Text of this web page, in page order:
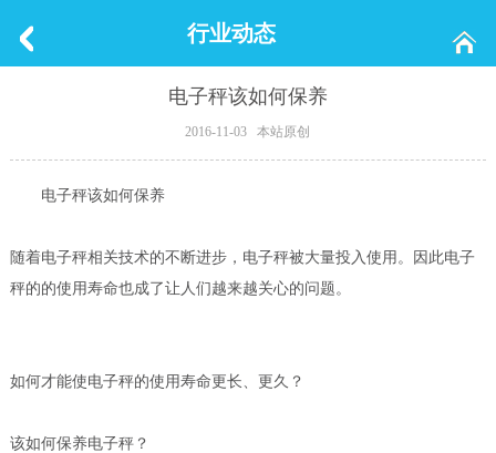
行业动态
电子秤该如何保养
2016-11-03 本站原创
电子秤该如何保养
随着电子秤相关技术的不断进步，电子秤被大量投入使用。因此电子
秤的的使用寿命也成了让人们越来越关心的问题。
如何才能使电子秤的使用寿命更长、更久？
该如何保养电子秤？